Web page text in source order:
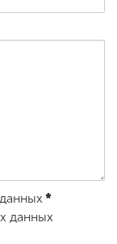
*
данных